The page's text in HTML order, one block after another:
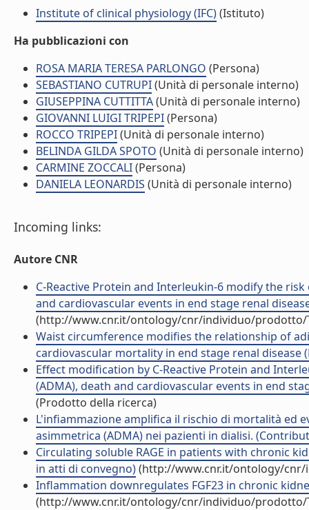
Institute of clinical physiology (IFC)(Istituto)
Ha pubblicazioni con
ROSA MARIA TERESA PARLONGO (Persona)
SEBASTIANO CUTRUPI(Unità di personale interno)
GIUSEPPINA CUTTITTA(Unità di personale interno)
GIOVANNI LUIGI TRIPEPI(Persona)
ROCCO TRIPEPI(Unità di personale interno)
BELINDA GILDA SPOTO (Unità di personale interno)
CARMINE ZOCCALI(Persona)
DANIELA LEONARDIS (Unità di personale interno)
Incoming links:
Autore CNR
C-Reactive Protein and Interleukin-6 modify the
and cardiovascular events in end stage renal
(http://www.cnr.it/ontology/cnr/individuo/prodotto/
Waist circumference modifies the relationship of
cardiovascular mortality in end stage renal disease
Effect modification by C-Reactive Protein and
(ADMA), death and cardiovascular events in end
(Prodotto della ricerca)
L'infiammazione amplifica il rischio di mortalità ed
asimmetrica (ADMA) nei pazienti in dialisi.
Circulating soluble RAGE in patients with chronic
in atti di convegno)(http://www.cnr.it/ontology/
Inflammation downregulates FGF23 in chronic
(http://www.cnr.it/ontology/cnr/individuo/prodotto/